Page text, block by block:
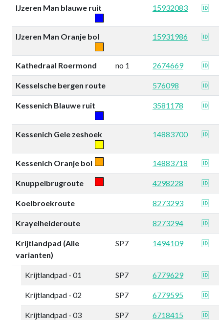
IJzeren Man blauwe ruit 15932083 🆔
IJzeren Man Oranje bol 15931986 🆔
Kathedraal Roermond no 1 2674669 🆔
Kesselsche bergen route 576098 🆔
Kessenich Blauwe ruit 3581178 🆔
Kessenich Gele zeshoek 14883700 🆔
Kessenich Oranje bol 14883718 🆔
Knuppelbrugroute 4298228 🆔
Koelbroekroute 8273293 🆔
Krayelheideroute 8273294 🆔
Krijtlandpad (Alle
varianten)
SP7 1494109 🆔
Krijtlandpad - 01 SP7 6779629 🆔
Krijtlandpad - 02 SP7 6779595 🆔
Krijtlandpad - 03 SP7 6718415 🆔